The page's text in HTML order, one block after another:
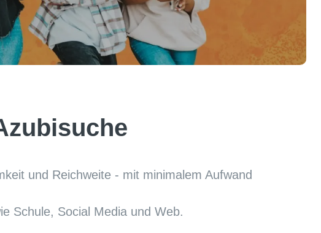
und Reichweite - mit minimalem Aufwand
Schule, Social Media und Web.